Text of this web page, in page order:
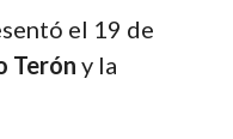
el 19 de
Terón y la